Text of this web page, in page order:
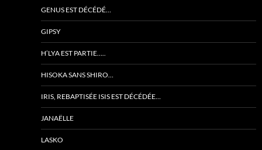
GENUS EST DÉCÉDÉ…
GIPSY
H’LYA EST PARTIE…..
HISOKA SANS SHIRO…
IRIS, REBAPTISÉE ISIS EST DÉCÉDÉE…
JANAËLLE
LASKO